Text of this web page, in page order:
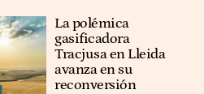
La polémica
gasificadora
Tracjusa en Lleida
avanza en su
reconversión